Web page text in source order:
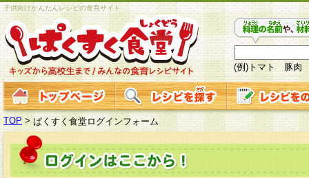
子供向けかんたんレシピの食育サイト
(例)トマト 豚肉
TOP > ぱくすく食堂ログインフォーム